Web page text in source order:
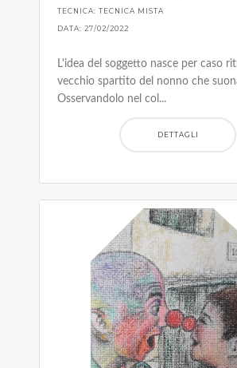
TECNICA: TECNICA MISTA
DATA: 27/02/2022
L'idea del soggetto nasce per caso
vecchio spartito del nonno che
Osservandolo nel col...
DETTAGLI